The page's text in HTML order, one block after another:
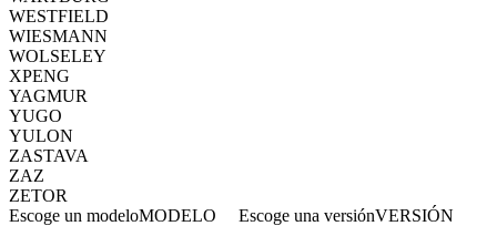
WESTFIELD
WIESMANN
WOLSELEY
XPENG
YAGMUR
YUGO
YULON
ZASTAVA
ZAZ
ZETOR
Escoge un modeloMODELO Escoge una versiónVERSIÓN